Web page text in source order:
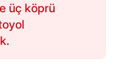
üç köprü